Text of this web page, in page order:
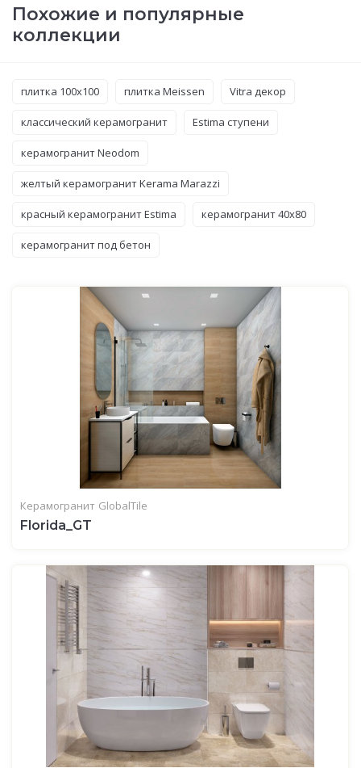
Похожие и популярные
коллекции
плитка 100x100 плитка Meissen Vitra декор
классический керамогранит Estima ступени
керамогранит Neodom
желтый керамогранит Kerama Marazzi
красный керамогранит Estima керамогранит 40x80
керамогранит под бетон
Керамогранит GlobalTile
Florida_GT